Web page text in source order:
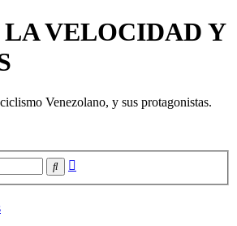
LA VELOCIDAD Y
Venezolano, y sus protagonistas.
Buscar